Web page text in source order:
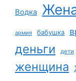
Водка
армия бабушка
деньги дети
женщина